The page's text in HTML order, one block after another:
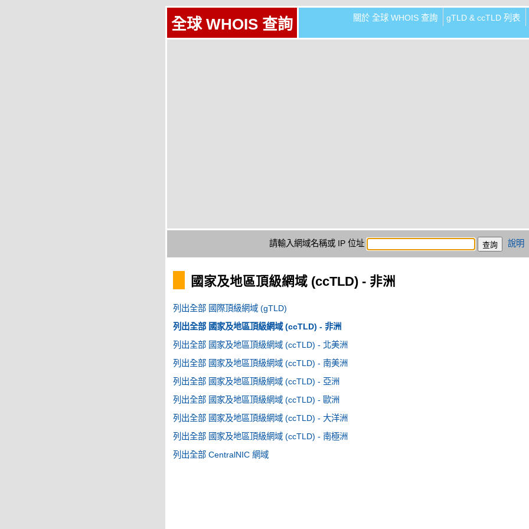
全球 WHOIS 查詢 關於 全球 WHOIS 查詢 gTLD & ccTLD 列表
請輸入網域名稱或 IP 位址 說明
國家及地區頂級網域 (ccTLD) - 非洲
列出全部 國際頂級網域 (gTLD)
列出全部 國家及地區頂級網域 (ccTLD) - 非洲
列出全部 國家及地區頂級網域 (ccTLD) - 北美洲
列出全部 國家及地區頂級網域 (ccTLD) - 南美洲
列出全部 國家及地區頂級網域 (ccTLD) - 亞洲
列出全部 國家及地區頂級網域 (ccTLD) - 歐洲
列出全部 國家及地區頂級網域 (ccTLD) - 大洋洲
列出全部 國家及地區頂級網域 (ccTLD) - 南極洲
列出全部 CentralNIC 網域